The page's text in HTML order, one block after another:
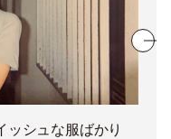
ッシュな服ばかり